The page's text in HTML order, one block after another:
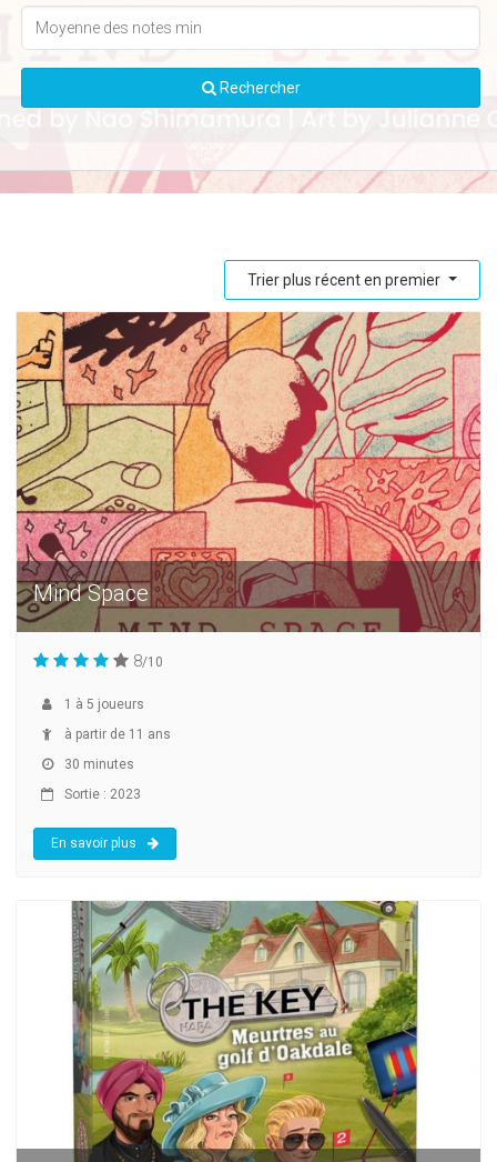
Rechercher
Trier plus récent en premier
Mind Space
8/10
1 à 5 joueurs
à partir de 11 ans
30 minutes
Sortie : 2023
En savoir plus